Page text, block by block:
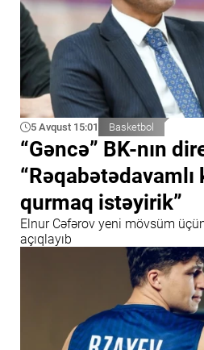
5 Avqust 15:01 Basketbol
“Gəncə” BK-nın
“Rəqabətədavamlı
qurmaq istəyirik”
Elnur Cəfərov yeni mövsüm
açıqlayıb